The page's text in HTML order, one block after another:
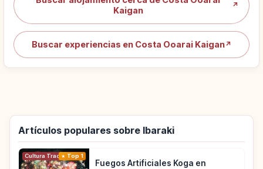
Kaigan
↗
Buscar experiencias en Costa Ooarai Kaigan↗
Artículos populares sobre Ibaraki
Cultura Tradicional
Top 1
Fuegos Artificiales Koga en